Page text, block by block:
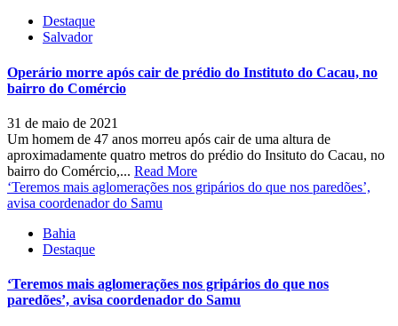
Destaque
Salvador
Operário morre após cair de prédio do Instituto do Cacau, no
bairro do Comércio
31 de maio de 2021
Um homem de 47 anos morreu após cair de uma altura de
aproximadamente quatro metros do prédio do Insituto do Cacau, no
bairro do Comércio,... Read More
‘Teremos mais aglomerações nos gripários do que nos paredões’,
avisa coordenador do Samu
Bahia
Destaque
‘Teremos mais aglomerações nos gripários do que nos
paredões’, avisa coordenador do Samu